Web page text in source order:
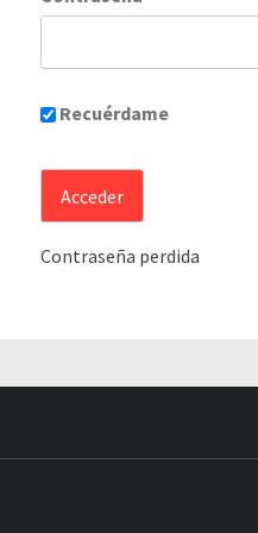
Recuérdame
Contraseña perdida